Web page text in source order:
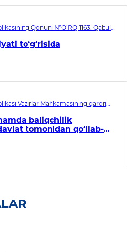
Qonuni №O‘RQ-1163. Qabul
to‘g‘risida
Vazirlar Mahkamasining qarori
baliqchilik
tomonidan qo‘llab-